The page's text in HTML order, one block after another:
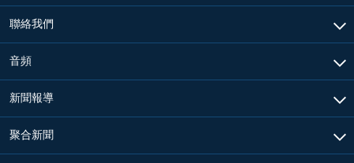
聯絡我們
音頻
新聞報導
聚合新聞